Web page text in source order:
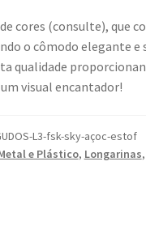
cores (consulte), que
o cômodo elegante
qualidade
visual encantador!
L3-fsk-sky-açoc-estof
e Plástico, Longarinas,